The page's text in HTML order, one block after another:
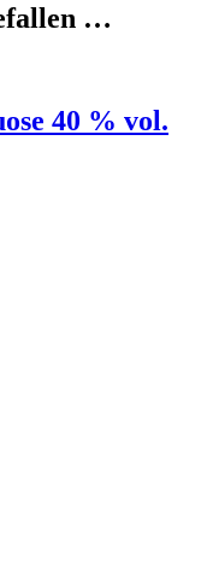
…
40 % vol.